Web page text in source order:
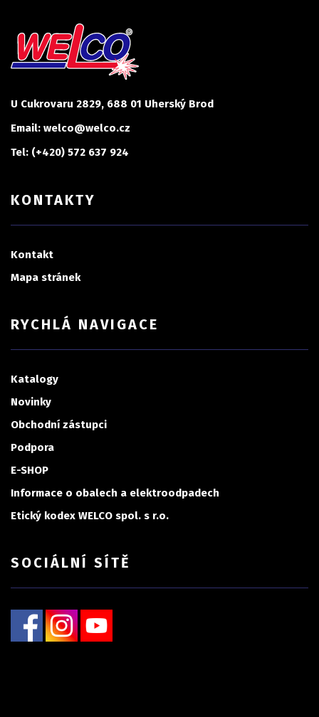
U Cukrovaru 2829, 688 01 Uherský Brod
Email: welco@welco.cz
Tel: (+420) 572 637 924
KONTAKTY
Kontakt
Mapa stránek
RYCHLÁ NAVIGACE
Katalogy
Novinky
Obchodní zástupci
Podpora
E-SHOP
Informace o obalech a elektroodpadech
Etický kodex WELCO spol. s r.o.
SOCIÁLNÍ SÍTĚ